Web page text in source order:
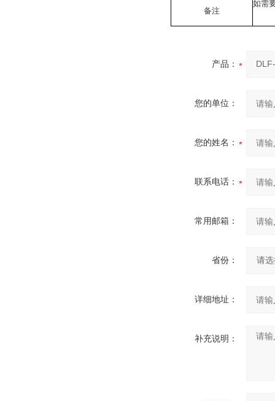
备注
如需
产品：
您的单位：
您的姓名：
联系电话：
常用邮箱：
省份：
详细地址：
补充说明：